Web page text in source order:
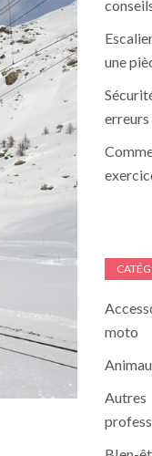
une
moto
Autres